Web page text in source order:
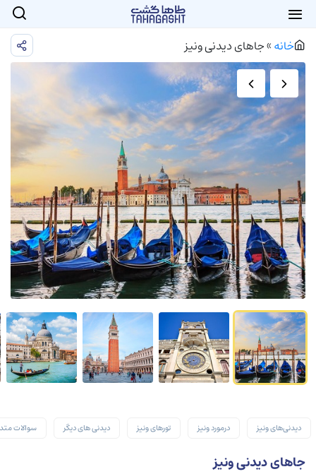
خانه»جاهای دیدنی ونیز
دیدنی‌های ونیز درمورد ونیز تورهای ونیز دیدنی های دیگر سوالات
جاهای دیدنی ونیز